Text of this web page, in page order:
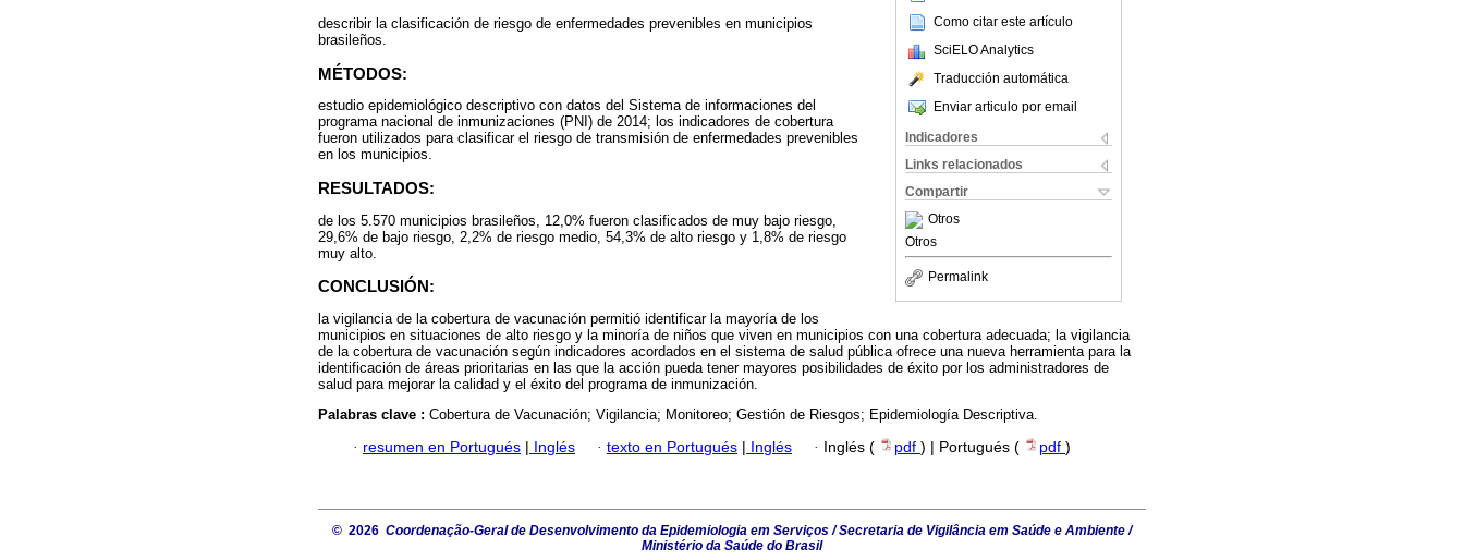
Como citar este artículo
SciELO Analytics
Traducción automática
Enviar articulo por email
Indicadores
Links relacionados
Compartir
Otros
Otros
Permalink
describir la clasificación de riesgo de enfermedades prevenibles en municipios
brasileños.
MÉTODOS:
estudio epidemiológico descriptivo con datos del Sistema de informaciones del
programa nacional de inmunizaciones (PNI) de 2014; los indicadores de cobertura
fueron utilizados para clasificar el riesgo de transmisión de enfermedades prevenibles
en los municipios.
RESULTADOS:
de los 5.570 municipios brasileños, 12,0% fueron clasificados de muy bajo riesgo,
29,6% de bajo riesgo, 2,2% de riesgo medio, 54,3% de alto riesgo y 1,8% de riesgo
muy alto.
CONCLUSIÓN:
la vigilancia de la cobertura de vacunación permitió identificar la mayoría de los
municipios en situaciones de alto riesgo y la minoría de niños que viven en municipios con una cobertura adecuada; la vigilancia
de la cobertura de vacunación según indicadores acordados en el sistema de salud pública ofrece una nueva herramienta para la
identificación de áreas prioritarias en las que la acción pueda tener mayores posibilidades de éxito por los administradores de
salud para mejorar la calidad y el éxito del programa de inmunización.
Palabras clave : Cobertura de Vacunación; Vigilancia; Monitoreo; Gestión de Riesgos; Epidemiología Descriptiva.
· resumen en Portugués Inglés · texto en Portugués Inglés · Inglés ( pdf ) | Portugués ( pdf )
© 2026 Coordenação-Geral de Desenvolvimento da Epidemiologia em Serviços / Secretaria de Vigilância em Saúde e Ambiente /
Ministério da Saúde do Brasil